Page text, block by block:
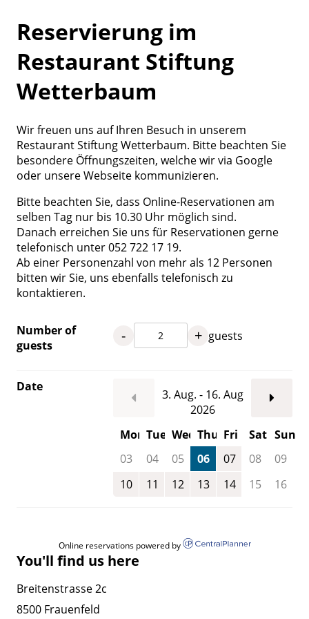
Reservierung im
Restaurant Stiftung
Wetterbaum
Wir freuen uns auf Ihren Besuch in unserem
Restaurant Stiftung Wetterbaum. Bitte beachten Sie
besondere Öffnungszeiten, welche wir via Google
oder unsere Webseite kommunizieren.
Bitte beachten Sie, dass Online-Reservationen am
selben Tag nur bis 10.30 Uhr möglich sind.
Danach erreichen Sie uns für Reservationen gerne
telefonisch unter 052 722 17 19.
Ab einer Personenzahl von mehr als 12 Personen
bitten wir Sie, uns ebenfalls telefonisch zu
kontaktieren.
Number of
guests
- + guests
Date
3. Aug. - 16. Aug
2026
Mon Tue Wed Thu Fri Sat Sun
03
04 05 06 07 08
09
10
11 12 13 14 15 16
Online reservations powered by
You'll find us here
Breitenstrasse 2c
8500 Frauenfeld